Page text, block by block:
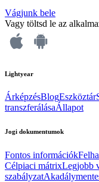
Vágjunk bele
Vagy töltsd le az
Lightyear
ÁrképzésBlogEszköztár
transzferálásaÁllapot
Jogi dokumentumok
Fontos információk
Célpiaci mátrixLegjobb
szabályzat